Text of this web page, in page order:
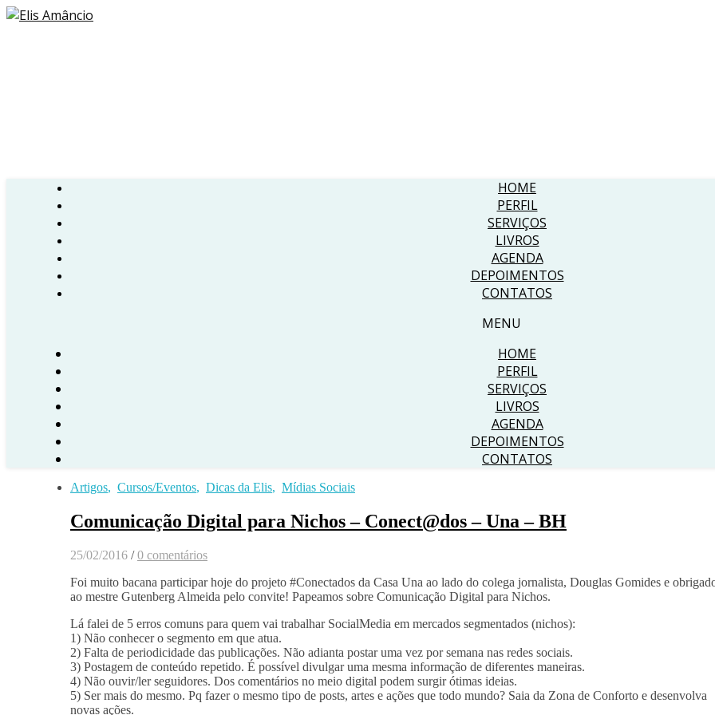
HOME
PERFIL
SERVIÇOS
LIVROS
AGENDA
DEPOIMENTOS
CONTATOS
MENU
HOME
PERFIL
SERVIÇOS
LIVROS
AGENDA
DEPOIMENTOS
CONTATOS
Artigos, Cursos/Eventos, Dicas da Elis, Mídias Sociais
Comunicação Digital para Nichos – Conect@dos – Una – BH
25/02/2016 / 0 comentários
Foi muito bacana participar hoje do projeto #Conectados da Casa Una ao lado do colega jornalista, Douglas Gomides e
ao mestre Gutenberg Almeida pelo convite! Papeamos sobre Comunicação Digital para Nichos.
Lá falei de 5 erros comuns para quem vai trabalhar SocialMedia em mercados segmentados (nichos):
1) Não conhecer o segmento em que atua.
2) Falta de periodicidade das publicações. Não adianta postar uma vez por semana nas redes sociais.
3) Postagem de conteúdo repetido. É possível divulgar uma mesma informação de diferentes maneiras.
4) Não ouvir/ler seguidores. Dos comentários no meio digital podem surgir ótimas ideias.
5) Ser mais do mesmo. Pq fazer o mesmo tipo de posts, artes e ações que todo mundo? Saia da Zona de Conforto e desenvolva
novas ações.